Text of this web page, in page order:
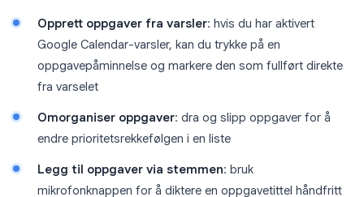
Opprett oppgaver fra varsler: hvis du har aktivert
Google Calendar-varsler, kan du trykke på en
oppgavepåminnelse og markere den som fullført direkte
fra varselet
Omorganiser oppgaver: dra og slipp oppgaver for å
endre prioritetsrekkefølgen i en liste
Legg til oppgaver via stemmen: bruk
mikrofonknappen for å diktere en oppgavetittel håndfritt